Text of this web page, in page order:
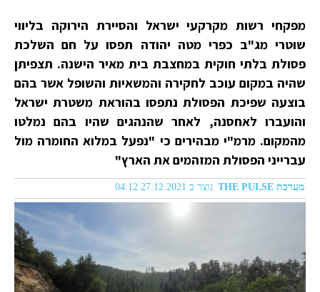
מפקחי רשות מקרקעי ישראל והסיירת הירוקה בליווי
שוטרי מג"ב כפרי מטה יהודה תפסו על חם השלכת
פסולת בלתי חוקית במחצבת בית מאיר הישנה. תצפיתן
שהיה במקום עוכב לחקירה והמשאיות והשופל אשר בהם
בוצעה שפיכת הפסולת נתפסו בהוראת משטרת ישראל
והועברו לאחסנה, לאחר שהנהגים שהיו בהם נמלטו
מהמקום. מרמ"י מבהירים כי "נפעל במלוא החומרה מול
עברייני הפסולת המזהמים את הארץ"
מערכת THE PULSE נוצר ב 27.12.2021 04:12